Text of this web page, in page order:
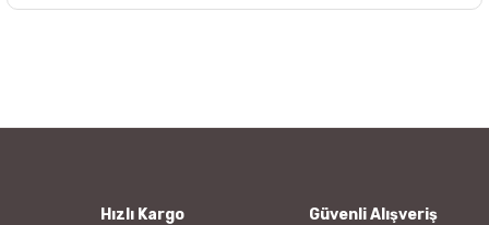
Ürün bilgilerinde hatalar bulunuyor.
Hızlı Kargo Güvenli Alışveriş